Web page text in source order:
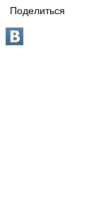
Поделиться